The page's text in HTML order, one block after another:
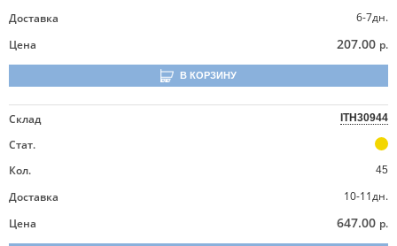
Доставка
6-7дн.
Цена
207.00 р.
В КОРЗИНУ
Склад ITH30944
Стат.
Кол.
45
Доставка
10-11дн.
Цена
647.00 р.